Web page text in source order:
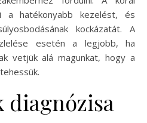
a hatékonyabb kezelést, és
kockázatát. A
esetén a legjobb, ha
vetjük alá magunkat, hogy a
diagnózisa